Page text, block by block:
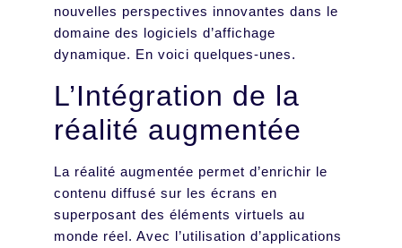
nouvelles perspectives innovantes dans le
domaine des logiciels d’affichage
dynamique. En voici quelques-unes.
L’Intégration de la
réalité augmentée
La réalité augmentée permet d’enrichir le
contenu diffusé sur les écrans en
superposant des éléments virtuels au
monde réel. Avec l’utilisation d’applications